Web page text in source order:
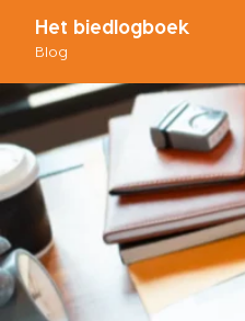
Het biedlogboek
Blog